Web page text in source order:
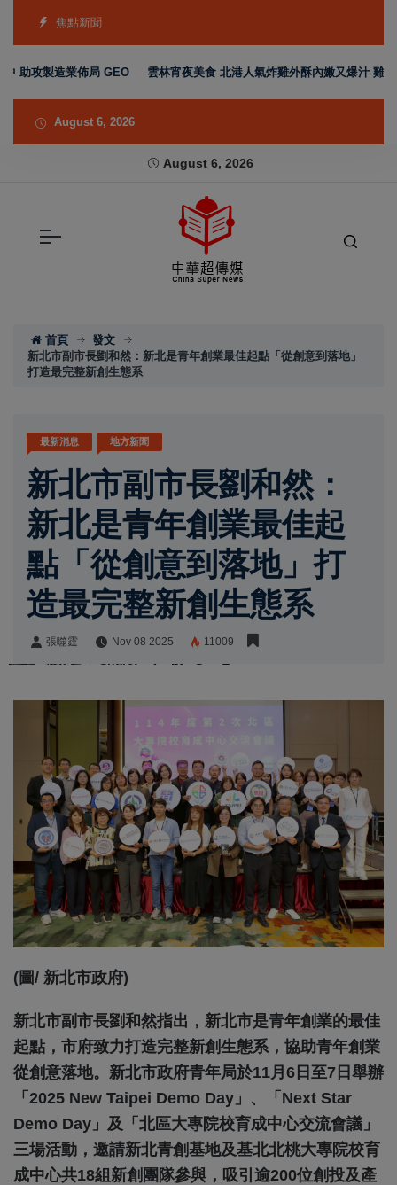
焦點新聞
製造業佈局 GEO 雲林宵夜美食 北港人氣炸雞外酥內嫩又爆汁 雞排、小
August 6, 2026
August 6, 2026
首頁
發文
新北市副市長劉和然：新北是青年創業最佳起點「從創意到落地」
打造最完整新創生態系
最新消息 地方新聞
新北市副市長劉和然：
新北是青年創業最佳起
點「從創意到落地」打
造最完整新創生態系
張噬霆 Nov 08 2025 11009
(圖/ 新北市政府)
新北市副市長劉和然指出，新北市是青年創業的最佳
起點，市府致力打造完整新創生態系，協助青年創業
從創意落地。新北市政府青年局於11月6日至7日舉辦
「2025 New Taipei Demo Day」、「Next Star
Demo Day」及「北區大專院校育成中心交流會議」
三場活動，邀請新北青創基地及基北北桃大專院校育
成中心共18組新創團隊參與，吸引逾200位創投及產